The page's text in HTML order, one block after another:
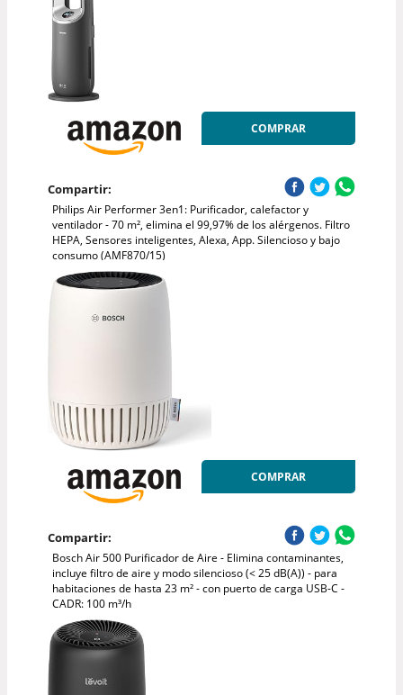
COMPRAR
Compartir:
Philips Air Performer 3en1: Purificador, calefactor y
ventilador - 70 m², elimina el 99,97% de los alérgenos. Filtro
HEPA, Sensores inteligentes, Alexa, App. Silencioso y bajo
consumo (AMF870/15)
COMPRAR
Compartir:
Bosch Air 500 Purificador de Aire - Elimina contaminantes,
incluye filtro de aire y modo silencioso (< 25 dB(A)) - para
habitaciones de hasta 23 m² - con puerto de carga USB-C -
CADR: 100 m³/h